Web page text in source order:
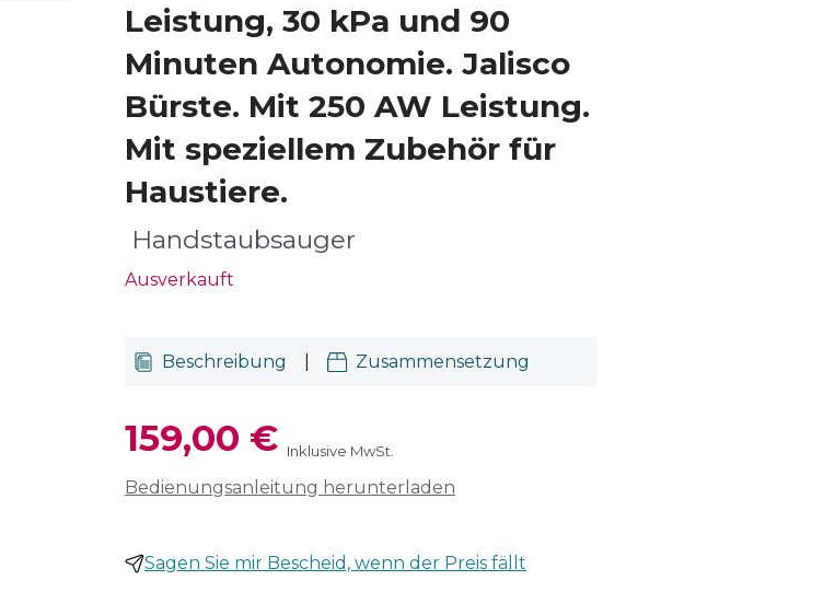
Leistung, 30 kPa und 90
Minuten Autonomie. Jalisco
Bürste. Mit 250 AW Leistung.
Mit speziellem Zubehör für
Haustiere.
Handstaubsauger
Ausverkauft
Beschreibung Zusammensetzung
159,00 € Inklusive MwSt.
Bedienungsanleitung herunterladen
Sagen Sie mir Bescheid, wenn der Preis fällt